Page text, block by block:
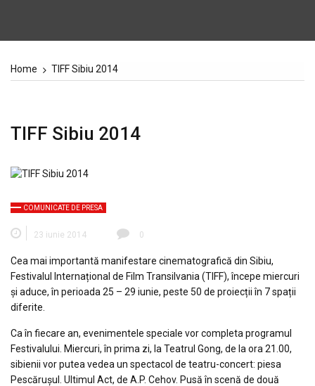
Home TIFF Sibiu 2014
TIFF Sibiu 2014
COMUNICATE DE PRESA
23 iunie 2014 0
Cea mai importantă manifestare cinematografică din Sibiu,
Festivalul Internațional de Film Transilvania (TIFF), începe miercuri
și aduce, în perioada 25 – 29 iunie, peste 50 de proiecții în 7 spații
diferite.
Ca în fiecare an, evenimentele speciale vor completa programul
Festivalului. Miercuri, în prima zi, la Teatrul Gong, de la ora 21.00,
sibienii vor putea vedea un spectacol de teatru-concert: piesa
Pescărușul. Ultimul Act, de A.P. Cehov. Pusă în scenă de două